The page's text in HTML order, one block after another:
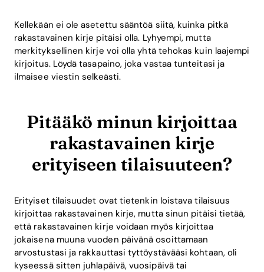
Kellekään ei ole asetettu sääntöä siitä, kuinka pitkä
rakastavainen kirje pitäisi olla. Lyhyempi, mutta
merkityksellinen kirje voi olla yhtä tehokas kuin laajempi
kirjoitus. Löydä tasapaino, joka vastaa tunteitasi ja
ilmaisee viestin selkeästi.
Pitääkö minun kirjoittaa
rakastavainen kirje
erityiseen tilaisuuteen?
Erityiset tilaisuudet ovat tietenkin loistava tilaisuus
kirjoittaa rakastavainen kirje, mutta sinun pitäisi tietää,
että rakastavainen kirje voidaan myös kirjoittaa
jokaisena muuna vuoden päivänä osoittamaan
arvostustasi ja rakkauttasi tyttöystävääsi kohtaan, oli
kyseessä sitten juhlapäivä, vuosipäivä tai